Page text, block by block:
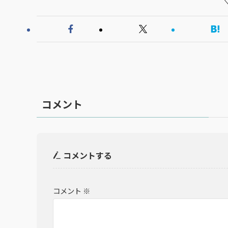
コメント
コメントする
コメント ※